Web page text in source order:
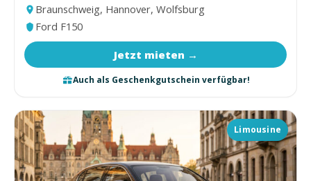
Braunschweig, Hannover, Wolfsburg
Ford F150
Jetzt mieten →
Auch als Geschenkgutschein verfügbar!
Limousine